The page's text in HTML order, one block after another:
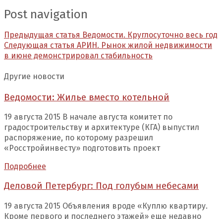
Post navigation
Предыдущая статья Ведомости. Круглосуточно весь год
Следующая статья АРИН. Рынок жилой недвижимости
в июне демонстрировал стабильность
Другие новости
Ведомости: Жилье вместо котельной
19 августа 2015 В начале августа комитет по
градостроительству и архитектуре (КГА) выпустил
распоряжение, по которому разрешил
«Росстройинвесту» подготовить проект
Подробнее
Деловой Петербург: Под голубым небесами
19 августа 2015 Объявления вроде «Куплю квартиру.
Кроме первого и последнего этажей» еще недавно